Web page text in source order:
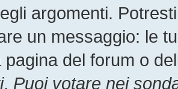
argomenti.
un messaggio: le
pagina del forum o
, Puoi votare nei